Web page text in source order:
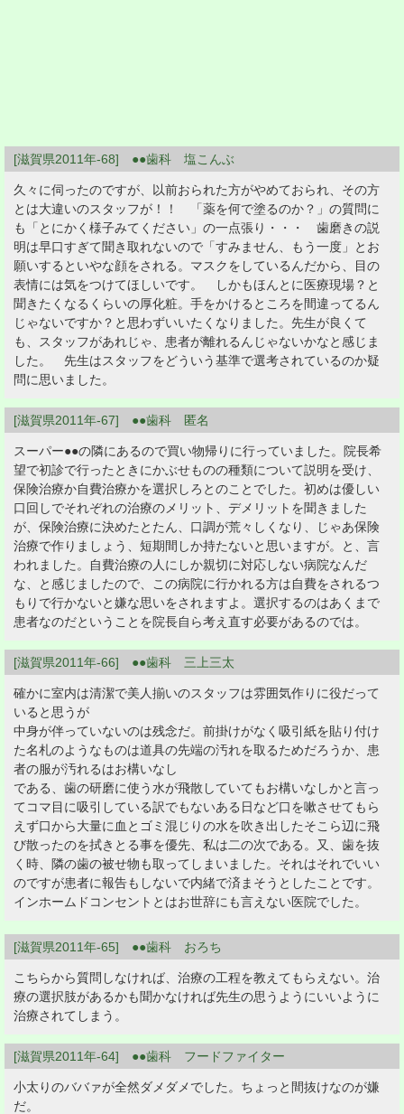
[滋賀県2011年-68] ●●歯科 塩こんぶ
久々に伺ったのですが、以前おられた方がやめておられ、その方
とは大違いのスタッフが！！ 「薬を何で塗るのか？」の質問に
も「とにかく様子みてください」の一点張り・・・ 歯磨きの説
明は早口すぎて聞き取れないので「すみません、もう一度」とお
願いするといやな顔をされる。マスクをしているんだから、目の
表情には気をつけてほしいです。 しかもほんとに医療現場？と
聞きたくなるくらいの厚化粧。手をかけるところを間違ってるん
じゃないですか？と思わずいいたくなりました。先生が良くて
も、スタッフがあれじゃ、患者が離れるんじゃないかなと感じま
した。 先生はスタッフをどういう基準で選考されているのか疑
問に思いました。
[滋賀県2011年-67] ●●歯科 匿名
スーパー●●の隣にあるので買い物帰りに行っていました。院長希
望で初診で行ったときにかぶせものの種類について説明を受け、
保険治療か自費治療かを選択しろとのことでした。初めは優しい
口回しでそれぞれの治療のメリット、デメリットを聞きました
が、保険治療に決めたとたん、口調が荒々しくなり、じゃあ保険
治療で作りましょう、短期間しか持たないと思いますが。と、言
われました。自費治療の人にしか親切に対応しない病院なんだ
な、と感じましたので、この病院に行かれる方は自費をされるつ
もりで行かないと嫌な思いをされますよ。選択するのはあくまで
患者なのだということを院長自ら考え直す必要があるのでは。
[滋賀県2011年-66] ●●歯科 三上三太
確かに室内は清潔で美人揃いのスタッフは雰囲気作りに役だって
いると思うが
中身が伴っていないのは残念だ。前掛けがなく吸引紙を貼り付け
た名札のようなものは道具の先端の汚れを取るためだろうか、患
者の服が汚れるはお構いなし
である、歯の研磨に使う水が飛散していてもお構いなしかと言っ
てコマ目に吸引している訳でもないある日など口を嗽させてもら
えず口から大量に血とゴミ混じりの水を吹き出したそこら辺に飛
び散ったのを拭きとる事を優先、私は二の次である。又、歯を抜
く時、隣の歯の被せ物も取ってしまいました。それはそれでいい
のですが患者に報告もしないで内緒で済まそうとしたことです。
インホームドコンセントとはお世辞にも言えない医院でした。
[滋賀県2011年-65] ●●歯科 おろち
こちらから質問しなければ、治療の工程を教えてもらえない。治
療の選択肢があるかも聞かなければ先生の思うようにいいように
治療されてしまう。
[滋賀県2011年-64] ●●歯科 フードファイター
小太りのババァが全然ダメダメでした。ちょっと間抜けなのが嫌
だ。